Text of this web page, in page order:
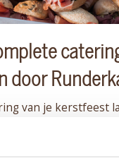
door
van je kerstfeest
jouw cateringpartner